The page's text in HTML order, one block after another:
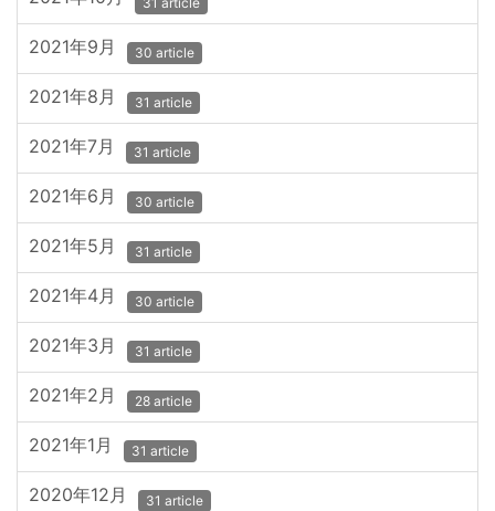
2021年9月 30 article
2021年8月 31 article
2021年7月 31 article
2021年6月 30 article
2021年5月 31 article
2021年4月 30 article
2021年3月 31 article
2021年2月 28 article
2021年1月 31 article
2020年12月 31 article